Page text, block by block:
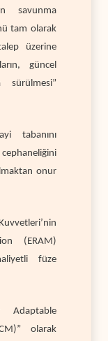
savunma
tam olarak
üzerine
güncel
sürülmesi”
tabanını
onur
(ERAM)
füze
Adaptable
olarak